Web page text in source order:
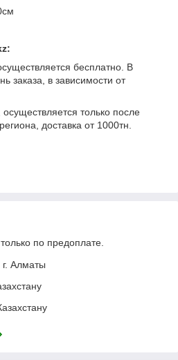
осуществляется бесплатно. В
заказа, в зависимости от
, осуществляется только после
доставка от 1000тн.
по предоплате.
г. Алматы